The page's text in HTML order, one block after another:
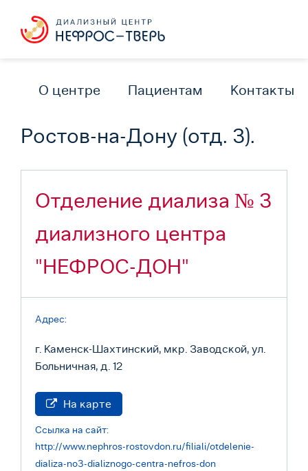
О центре Пациентам Контакты
Ростов-на-Дону (отд. 3).
Отделение диализа № 3
диализного центра
"НЕФРОС-ДОН"
Адрес:
г. Каменск-Шахтинский, мкр. Заводской, ул.
Больничная, д. 12
На карте
Ссылка на сайт:
http://www.nephros-rostovdon.ru/filiali/otdelenie-
dializa-no3-dializnogo-centra-nefros-don